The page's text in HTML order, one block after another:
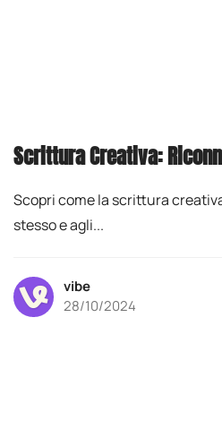
Scrittura Creativa:
Scopri come la scrittura
stesso e agli...
vibe
28/10/2024